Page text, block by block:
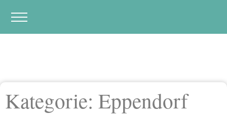
Kategorie: Eppendorf